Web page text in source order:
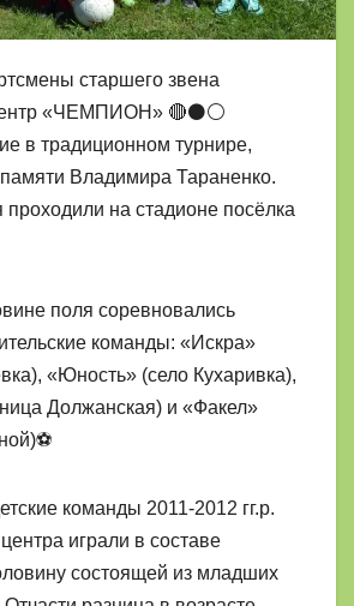
старшего звена
«ЧЕМПИОН» 🔴⚫⚪
в традиционном турнире,
Владимира Тараненко.
на стадионе посёлка
поля соревновались
команды: «Искра»
«Юность» (село Кухаривка),
Должанская) и «Факел»
команды 2011-2012 гг.р.
играли в составе
состоящей из младших